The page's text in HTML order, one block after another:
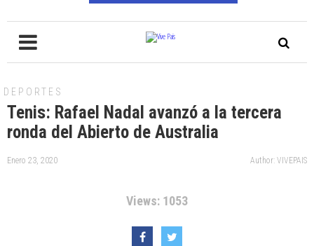
DEPORTES
Tenis: Rafael Nadal avanzó a la tercera
ronda del Abierto de Australia
Enero 23, 2020 Author: VIVEPAIS
Views: 1053